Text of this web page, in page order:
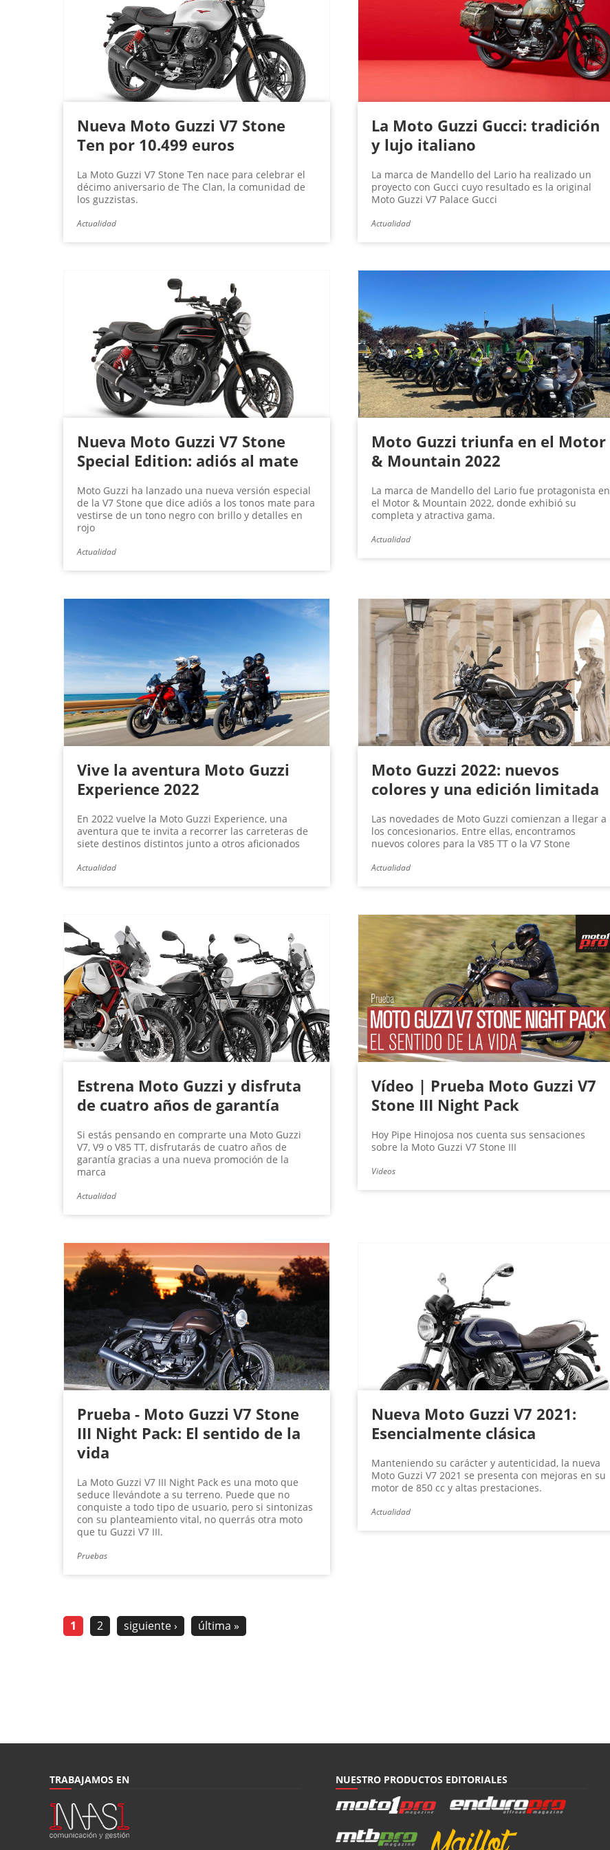
Nueva Moto Guzzi V7 Stone
Ten por 10.499 euros
La Moto Guzzi V7 Stone Ten nace para celebrar el
décimo aniversario de The Clan, la comunidad de
los guzzistas.
Actualidad
La Moto Guzzi Gucci: tradición
y lujo italiano
La marca de Mandello del Lario ha realizado un
proyecto con Gucci cuyo resultado es la original
Moto Guzzi V7 Palace Gucci
Actualidad
Nueva Moto Guzzi V7 Stone
Special Edition: adiós al mate
Moto Guzzi ha lanzado una nueva versión especial
de la V7 Stone que dice adiós a los tonos mate para
vestirse de un tono negro con brillo y detalles en
rojo
Actualidad
Moto Guzzi triunfa en el Motor
& Mountain 2022
La marca de Mandello del Lario fue protagonista en
el Motor & Mountain 2022, donde exhibió su
completa y atractiva gama.
Actualidad
Vive la aventura Moto Guzzi
Experience 2022
En 2022 vuelve la Moto Guzzi Experience, una
aventura que te invita a recorrer las carreteras de
siete destinos distintos junto a otros aficionados
Actualidad
Moto Guzzi 2022: nuevos
colores y una edición limitada
Las novedades de Moto Guzzi comienzan a llegar a
los concesionarios. Entre ellas, encontramos
nuevos colores para la V85 TT o la V7 Stone
Actualidad
Estrena Moto Guzzi y disfruta
de cuatro años de garantía
Si estás pensando en comprarte una Moto Guzzi
V7, V9 o V85 TT, disfrutarás de cuatro años de
garantía gracias a una nueva promoción de la
marca
Actualidad
Vídeo | Prueba Moto Guzzi V7
Stone III Night Pack
Hoy Pipe Hinojosa nos cuenta sus sensaciones
sobre la Moto Guzzi V7 Stone III
Videos
Prueba - Moto Guzzi V7 Stone
III Night Pack: El sentido de la
vida
La Moto Guzzi V7 III Night Pack es una moto que
seduce llevándote a su terreno. Puede que no
conquiste a todo tipo de usuario, pero si sintonizas
con su planteamiento vital, no querrás otra moto
que tu Guzzi V7 III.
Pruebas
Nueva Moto Guzzi V7 2021:
Esencialmente clásica
Manteniendo su carácter y autenticidad, la nueva
Moto Guzzi V7 2021 se presenta con mejoras en su
motor de 850 cc y altas prestaciones.
Actualidad
1 2 siguiente › última »
TRABAJAMOS EN NUESTRO PRODUCTOS EDITORIALES